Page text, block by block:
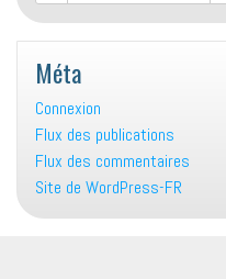
Méta
Connexion
Flux des publications
Flux des commentaires
Site de WordPress-FR